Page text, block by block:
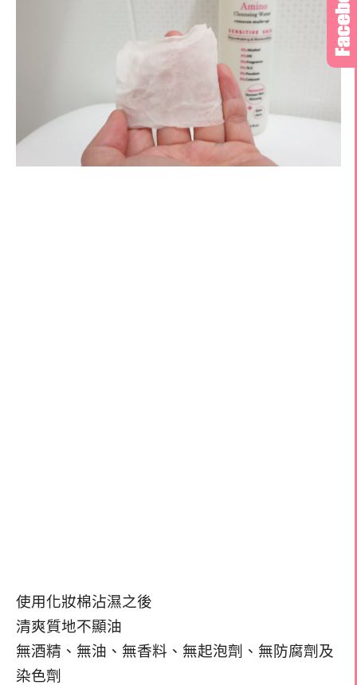
使用化妝棉沾濕之後
清爽質地不顯油
無酒精、無油、無香料、無起泡劑、無防腐劑及
染色劑